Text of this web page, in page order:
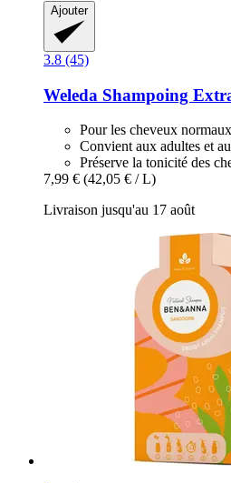
Ajouter
3.8 (45)
Weleda Shampoing
Pour les cheveux normaux
Convient aux adultes et
Préserve la tonicité des
7,99 € (42,05 € / L)
Livraison jusqu'au 17 août